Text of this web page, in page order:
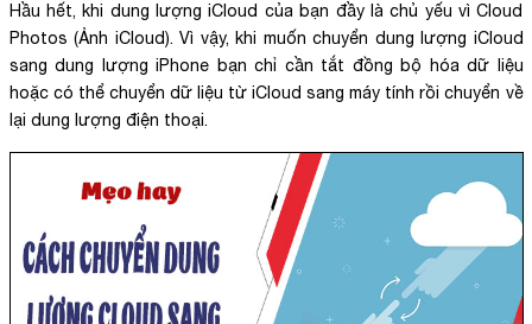
Hầu hết, khi dung lượng iCloud của bạn đầy là chủ yếu vì Cloud
Photos (Ảnh iCloud). Vì vậy, khi muốn chuyển dung lượng iCloud
sang dung lượng iPhone bạn chỉ cần tắt đồng bộ hóa dữ liệu
hoặc có thể chuyển dữ liệu từ iCloud sang máy tính rồi chuyển về
lại dung lượng điện thoại.